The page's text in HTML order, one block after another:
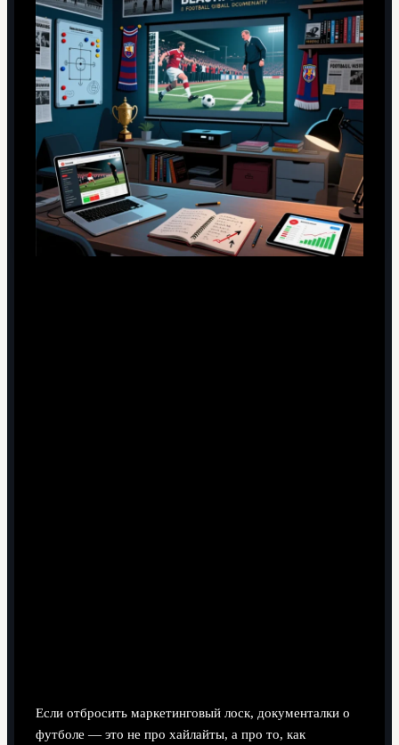
Если отбросить маркетинговый лоск, документалки о
футболе — это не про хайлайты, а про то, как